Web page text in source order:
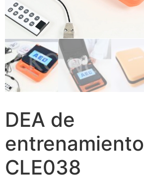
DEA de
entrenamiento
CLE038